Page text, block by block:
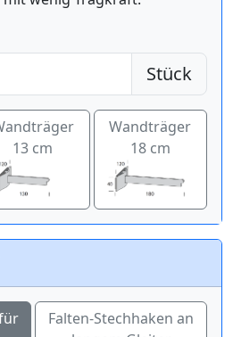
Stück
13 cm
Wandträger
18 cm
Falten-Stechhaken an